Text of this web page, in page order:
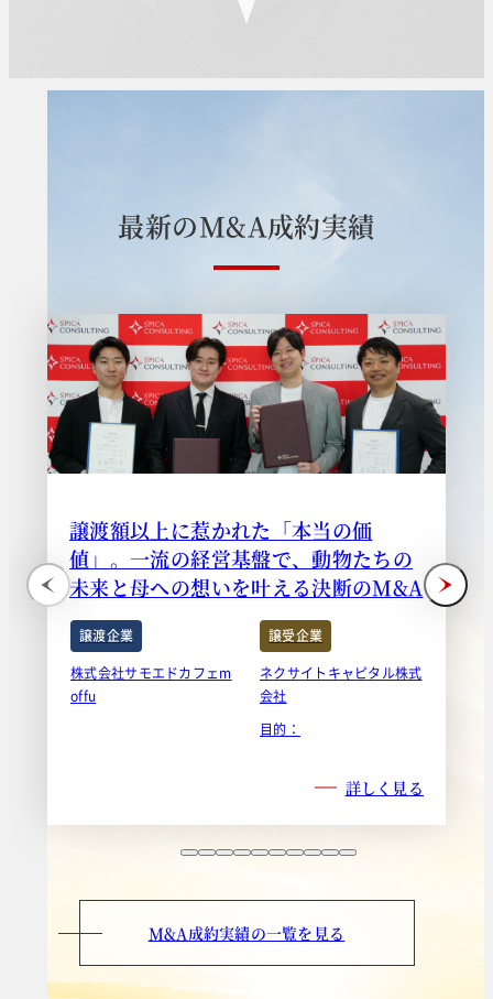
最新のM&A成約実績
譲渡額以上に惹かれた「本当の価
値」。一流の経営基盤で、動物たちの
未来と母への想いを叶える決断のM&A
譲渡企業
譲受企業
株式会社サモエドカフェm
offu
ネクサイトキャピタル株式
会社
目的：
詳しく見る
M&A成約実績の一覧を見る